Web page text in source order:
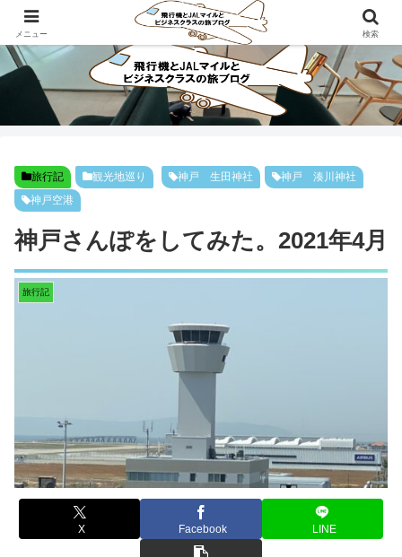
ビジネスクラスで旅にでよう！！
旅行記 観光地巡り 神戸 生田神社
神戸 湊川神社
神戸空港
神戸さんぽをしてみた。2021年4月
旅行記
X Facebook LINE
メニュー 検索